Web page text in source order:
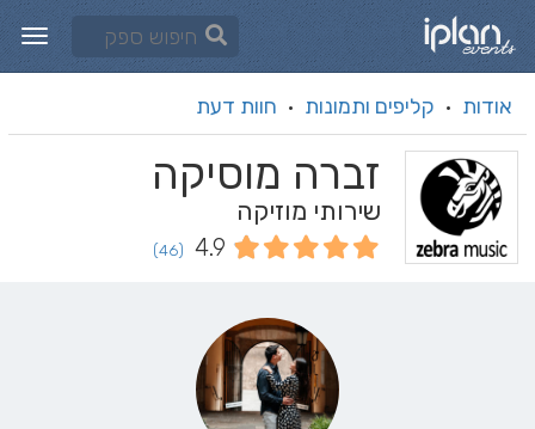
אודות · קליפים ותמונות · חוות דעת
זברה מוסיקה
שירותי מוזיקה
4.9
(46)